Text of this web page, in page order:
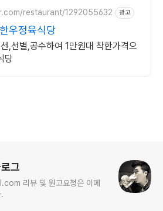
restaurant/1292055632 광고
우정육식당
,선별,공수하여 1만원대 착한가격으
당
그
리뷰 및 원고요청은 이메